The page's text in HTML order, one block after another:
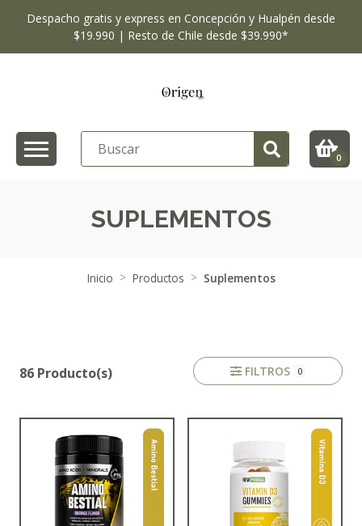
Despacho gratis y express en Concepción y Hualpén desde
$19.990 | Resto de Chile desde $39.990*
0
SUPLEMENTOS
Inicio Productos Suplementos
86 Producto(s) FILTROS 0